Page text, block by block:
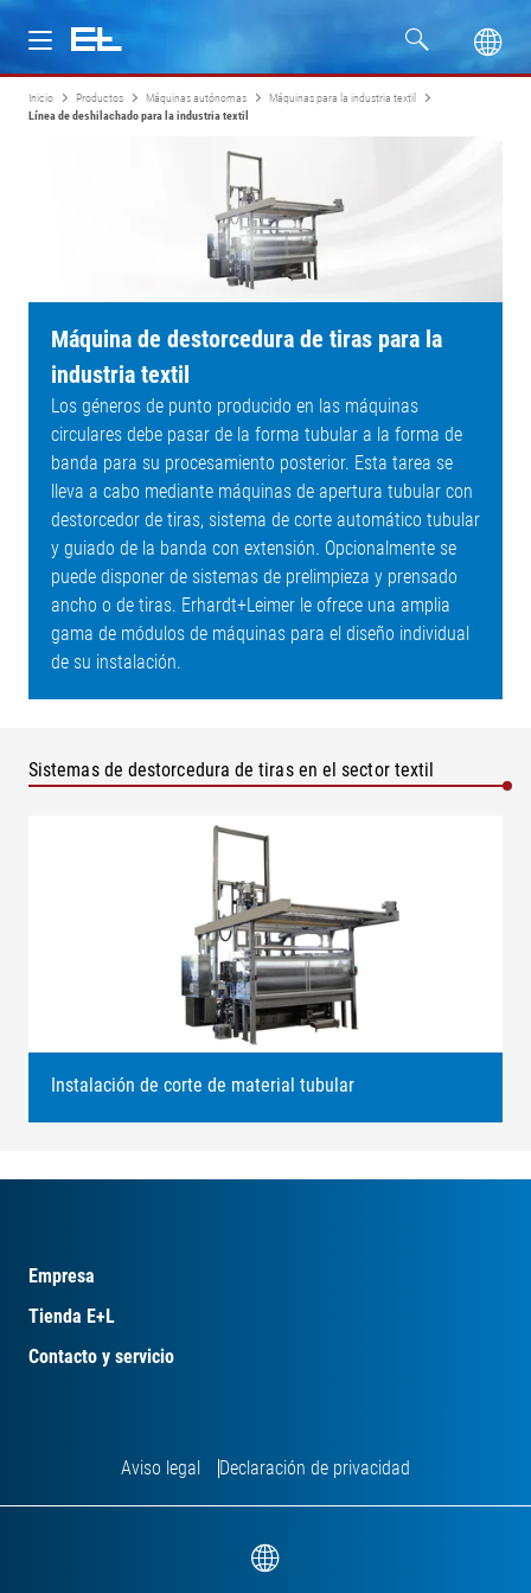
Productos
Empresa
Inicio Productos Máquinas autónomas
Máquinas para la industria textil
Línea de deshilachado para la industria textil
Máquina de destorcedura de tiras para la
industria textil
Los géneros de punto producido en las máquinas
circulares debe pasar de la forma tubular a la forma de
banda para su procesamiento posterior. Esta tarea se
lleva a cabo mediante máquinas de apertura tubular con
destorcedor de tiras, sistema de corte automático tubular
y guiado de la banda con extensión. Opcionalmente se
puede disponer de sistemas de prelimpieza y prensado
ancho o de tiras. Erhardt+Leimer le ofrece una amplia
gama de módulos de máquinas para el diseño individual
de su instalación.
Sistemas de destorcedura de tiras en el sector textil
Instalación de corte de material tubular
Empresa
Tienda E+L
Contacto y servicio
Aviso legal Declaración de privacidad